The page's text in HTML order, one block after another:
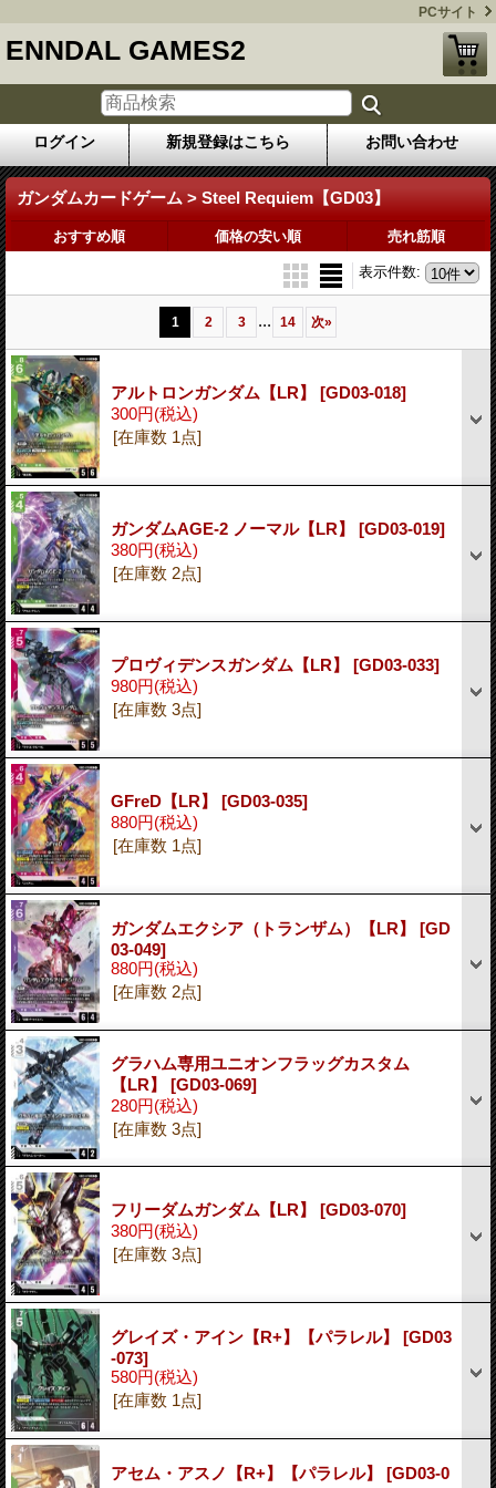
PCサイト
ENNDAL GAMES2
ログイン 新規登録はこちら お問い合わせ
ガンダムカードゲーム > Steel Requiem【GD03】
おすすめ順 価格の安い順 売れ筋順
表示件数:
1 2 3 ... 14 次»
アルトロンガンダム【LR】 [GD03-018]
300円(税込)
[在庫数 1点]
ガンダムAGE-2 ノーマル【LR】 [GD03-019]
380円(税込)
[在庫数 2点]
プロヴィデンスガンダム【LR】 [GD03-033]
980円(税込)
[在庫数 3点]
GFreD【LR】 [GD03-035]
880円(税込)
[在庫数 1点]
ガンダムエクシア（トランザム）【LR】 [GD
03-049]
880円(税込)
[在庫数 2点]
グラハム専用ユニオンフラッグカスタム
【LR】 [GD03-069]
280円(税込)
[在庫数 3点]
フリーダムガンダム【LR】 [GD03-070]
380円(税込)
[在庫数 3点]
グレイズ・アイン【R+】【パラレル】 [GD03
-073]
580円(税込)
[在庫数 1点]
アセム・アスノ【R+】【パラレル】 [GD03-0